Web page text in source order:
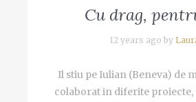
Cu drag,
12 years ago by
Il stiu pe Iulian (Beneva) de
colaborat in diferite proiecte,